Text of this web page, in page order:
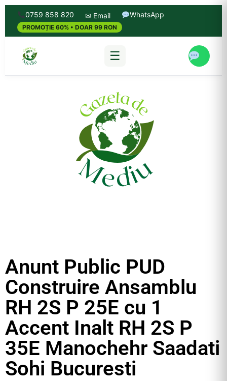
0759 858 820 ✉ Email WhatsApp
PROMOȚIE 60% • DOAR 99 RON
☰
Anunt Public PUD
Construire Ansamblu
RH 2S P 25E cu 1
Accent Inalt RH 2S P
35E Manochehr Saadati
Sohi Bucuresti